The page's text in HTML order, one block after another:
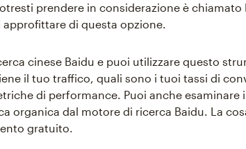
prendere in considerazione è chiamato
di questa opzione.
cinese Baidu e puoi utilizzare questo
il tuo traffico, quali sono i tuoi tassi di
di performance. Puoi anche esaminare
organica dal motore di ricerca Baidu. La
gratuito.